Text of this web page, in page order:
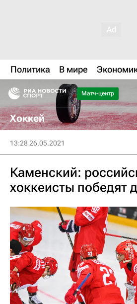
Политика В мире
Матч-центр
Хоккей
13:28 26.05.2021
Каменский:
хоккеисты победят